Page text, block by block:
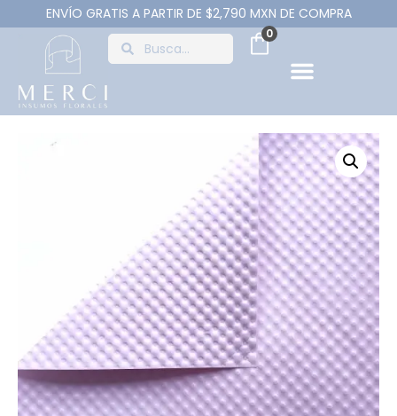
ENVÍO GRATIS A PARTIR DE $2,790 MXN DE COMPRA
0